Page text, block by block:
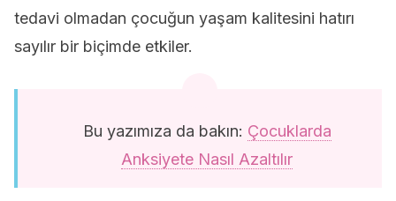
tedavi olmadan çocuğun yaşam kalitesini hatırı
sayılır bir biçimde etkiler.
Bu yazımıza da bakın: Çocuklarda
Anksiyete Nasıl Azaltılır